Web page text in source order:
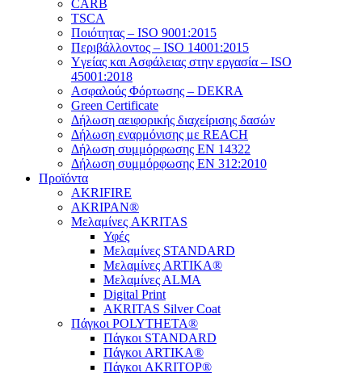
CARB
TSCA
Πoιότητας – ISO 9001:2015
Περιβάλλοντος – ISO 14001:2015
Yγείας και Ασφάλειας στην εργασία – ISO
45001:2018
Ασφαλούς Φόρτωσης – DEKRA
Green Certificate
Δήλωση αειφορικής διαχείρισης δασών
Δήλωση εναρμόνισης με REACH
Δήλωση συμμόρφωσης EN 14322
Δήλωση συμμόρφωσης EN 312:2010
Προϊόντα
AKRIFIRE
AKRIPAN®
Μελαμίνες AKRITAS
Υφές
Μελαμίνες STANDARD
Μελαμίνες ARTIKA®
Μελαμίνες ΑLMA
Digital Print
AKRITAS Silver Coat
Πάγκοι POLYTHETA®
Πάγκοι STANDARD
Πάγκοι ARTIKA®
Πάγκοι AKRITOP®